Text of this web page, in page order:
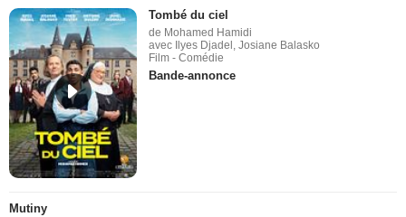
Tombé du ciel
de Mohamed Hamidi
avec Ilyes Djadel, Josiane Balasko
Film - Comédie
Bande-annonce
Mutiny